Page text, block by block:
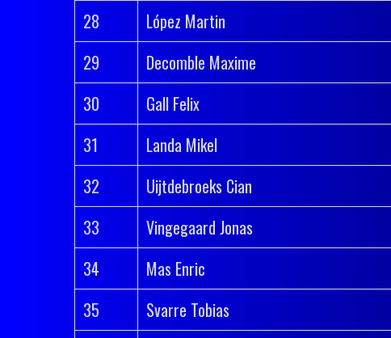
28
López Martin
29
Decomble Maxime
30
Gall Felix
31
Landa Mikel
32
Uijtdebroeks Cian
33
Vingegaard Jonas
34
Mas Enric
35
Svarre Tobias